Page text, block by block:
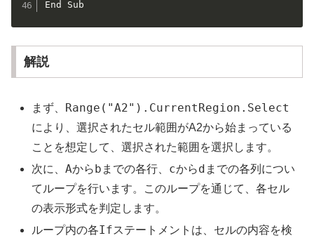
End Sub
解説
まず、 Range("A2").CurrentRegion.Select
により、選択されたセル範囲がA2から始まっている
ことを想定して、選択された範囲を選択します。
次に、Aからb までの各行、 cからd までの各列につい
てループを行います。このループを通じて、各セル
の表示形式を判定します。
ループ内の各Ifステートメントは、セルの内容を検